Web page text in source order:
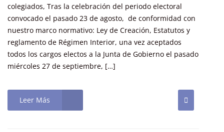
colegiados, Tras la celebración del periodo electoral
convocado el pasado 23 de agosto, de conformidad con
nuestro marco normativo: Ley de Creación, Estatutos y
reglamento de Régimen Interior, una vez aceptados
todos los cargos electos a la Junta de Gobierno el pasado
miércoles 27 de septiembre, […]
Leer Más